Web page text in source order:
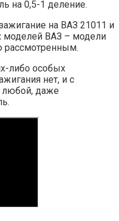
на 0,5-1 деление.
на ВАЗ 21011 и
моделей ВАЗ – модели
рассмотренным.
либо особых
нет, и с
любой, даже